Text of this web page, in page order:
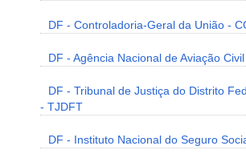
DF - Controladoria-Geral da União -
DF - Agência Nacional de Aviação
DF - Tribunal de Justiça do Distrito
- TJDFT
DF - Instituto Nacional do Seguro